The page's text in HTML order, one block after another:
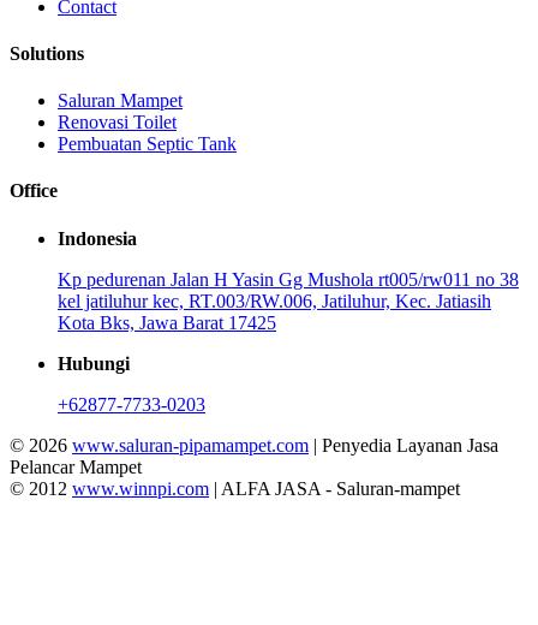
Contact
Solutions
Saluran Mampet
Renovasi Toilet
Pembuatan Septic Tank
Office
Indonesia
Kp pedurenan Jalan H Yasin Gg Mushola rt005/rw011 no 38
kel jatiluhur kec, RT.003/RW.006, Jatiluhur, Kec. Jatiasih
Kota Bks, Jawa Barat 17425
Hubungi
+62877-7733-0203
© 2026 www.saluran-pipamampet.com | Penyedia Layanan Jasa
Pelancar Mampet
© 2012 www.winnpi.com | ALFA JASA - Saluran-mampet